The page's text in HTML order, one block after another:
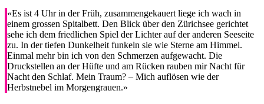
«Es ist 4 Uhr in der Früh, zusammengekauert liege ich wach in
einem grossen Spitalbett. Den Blick über den Zürichsee gerichtet
sehe ich dem friedlichen Spiel der Lichter auf der anderen Seeseite
zu. In der tiefen Dunkelheit funkeln sie wie Sterne am Himmel.
Einmal mehr bin ich von den Schmerzen aufgewacht. Die
Druckstellen an der Hüfte und am Rücken rauben mir Nacht für
Nacht den Schlaf. Mein Traum? – Mich auflösen wie der
Herbstnebel im Morgengrauen.»